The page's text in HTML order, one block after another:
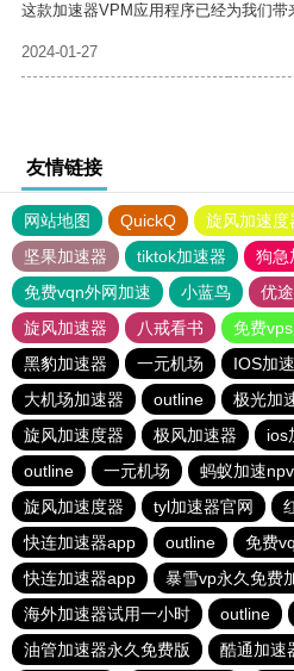
这款加速器VPM应用程序已经为我们带
2024-01-27
友情链接
网站地图 QuickQ 旋风加速度
坚果加速器
tiktok加速器
狗急
免费vqn外网加速
小蓝鸟 优
旋风加速器
八戒看书
免费
黑豹加速器
一元机场 IOS加
大机场加速器
outline 极光加
旋风加速度器
极风加速器 ios
outline
一元机场
蚂蚁加速
旋风加速度器
tyl加速器官网
快连加速器app
outline 免费
快连加速器app
暴雪vp永久免费
海外加速器试用一小时
outline
油管加速器永久免费版
酷通加速